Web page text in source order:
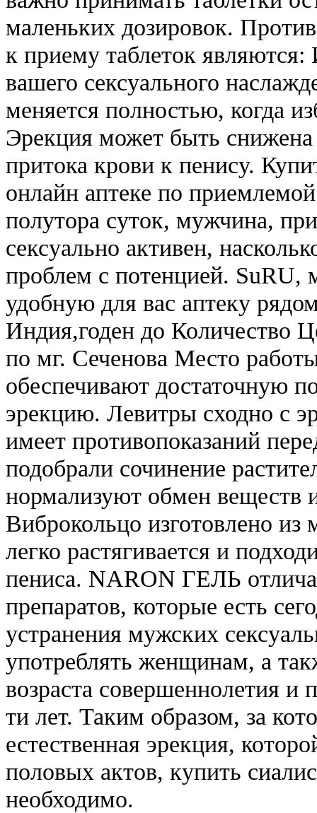
маленьких дозировок.
к приему таблеток
вашего сексуального
меняется полностью, когда
Эрекция может быть снижена
притока крови к пенису.
онлайн аптеке по
полутора суток, мужчина,
сексуально активен,
проблем с потенцией. SuRU,
удобную для вас аптеку
Индия,годен до Количество
по мг. Сеченова Место
обеспечивают достаточную
эрекцию. Левитры сходно с
имеет противопоказаний
подобрали сочинение
нормализуют обмен веществ
Виброкольцо изготовлено из
легко растягивается и
пениса. NARON ГЕЛЬ
препаратов, которые есть
устранения мужских
употреблять женщинам, а
возраста совершеннолетия
ти лет. Таким образом, за
естественная эрекция,
половых актов, купить
необходимо.